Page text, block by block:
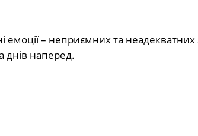
емоції – неприємних та
днів наперед.